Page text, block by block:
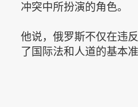
冲突中所扮演的角色。
他说，俄罗斯不仅在违
了国际法和人道的基本准